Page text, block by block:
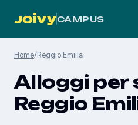
CAMPUS
Home/Reggio Emilia
Alloggi per
Reggio